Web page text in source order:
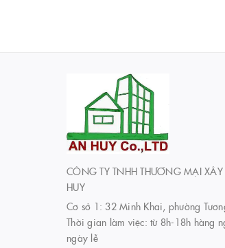
CÔNG TY TNHH THƯƠNG MẠI
HUY
Cơ sở 1: 32 Minh Khai, phường
Thời gian làm việc: từ 8h-18h hàng
ngày lễ